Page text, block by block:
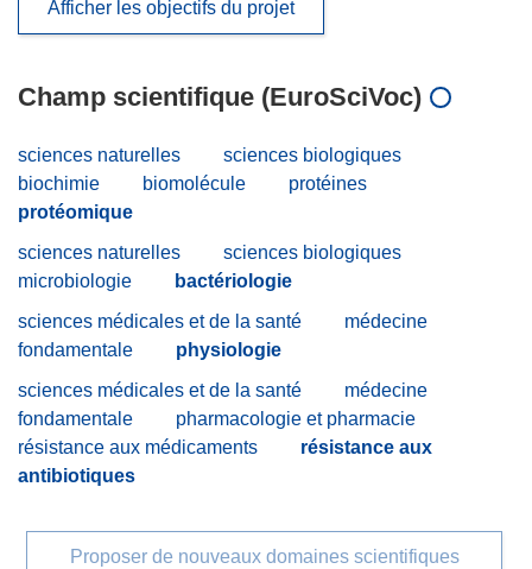
Afficher les objectifs du projet
Champ scientifique (EuroSciVoc)
sciences naturelles
sciences biologiques
biochimie
biomolécule
protéines
protéomique
sciences naturelles
sciences biologiques
microbiologie
bactériologie
sciences médicales et de la santé
médecine
fondamentale
physiologie
sciences médicales et de la santé
médecine
fondamentale
pharmacologie et pharmacie
résistance aux médicaments
résistance aux
antibiotiques
Proposer de nouveaux domaines scientifiques